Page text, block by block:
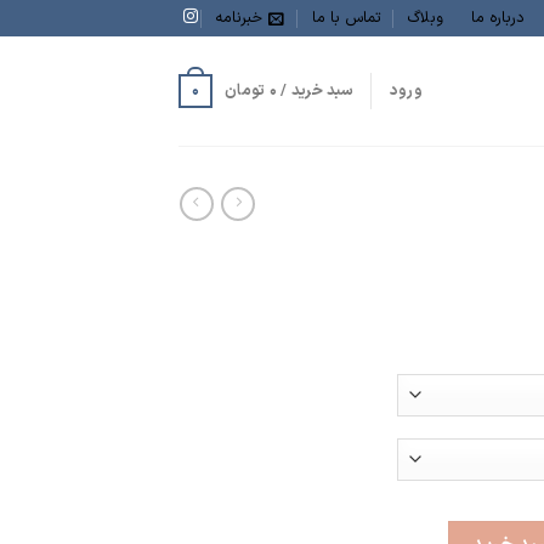
درباره ما وبلاگ تماس با ما خبرنامه
ورود سبد خرید / 0 تومان 0